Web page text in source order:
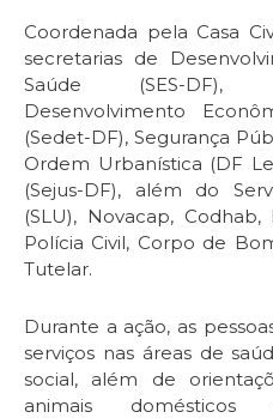
Coordenada pela Casa
secretarias de
Saúde (SES-DF),
Desenvolvimento
(Sedet-DF), Segurança
Ordem Urbanística (DF
(Sejus-DF), além do
(SLU), Novacap,
Polícia Civil, Corpo de
Tutelar.
Durante a ação, as
serviços nas áreas de
social, além de
animais